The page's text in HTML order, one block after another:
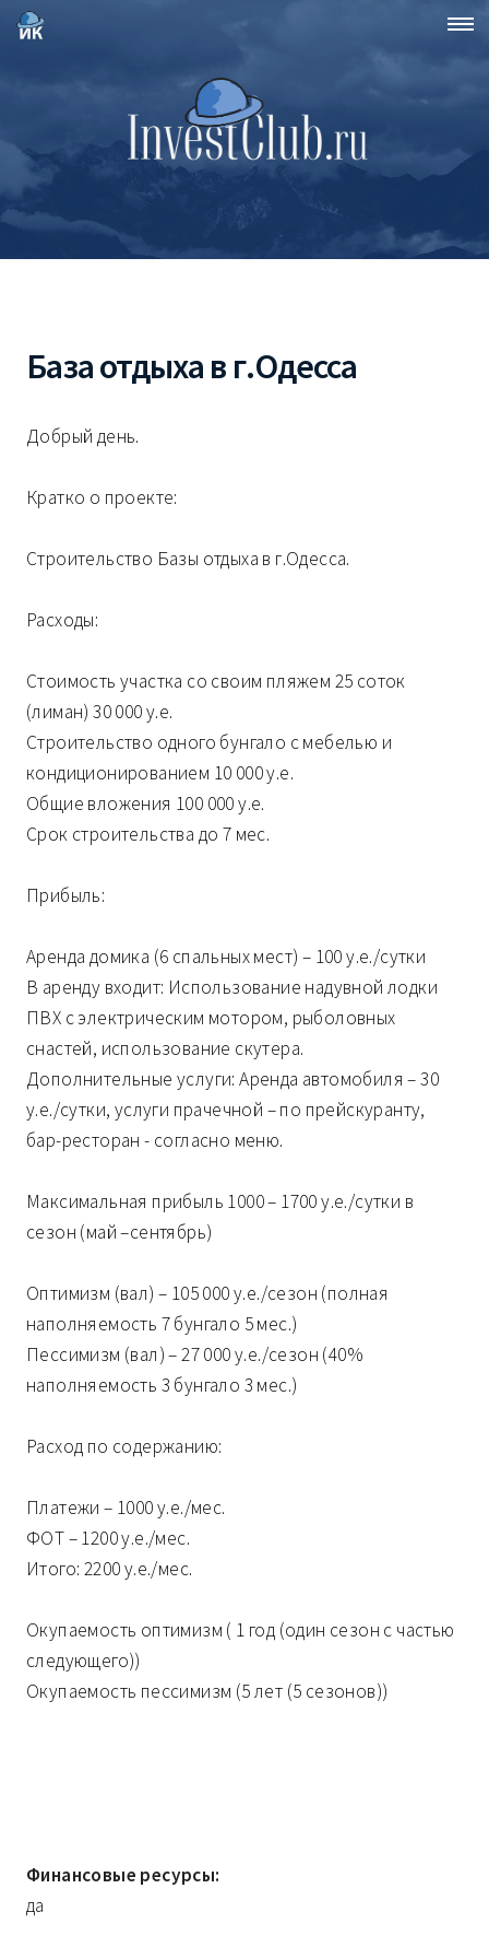
База отдыха в г.Одесса
Добрый день.
Кратко о проекте:
Строительство Базы отдыха в г.Одесса.
Расходы:
Стоимость участка со своим пляжем 25 соток
(лиман) 30 000 у.е.
Строительство одного бунгало с мебелью и
кондиционированием 10 000 у.е.
Общие вложения 100 000 у.е.
Срок строительства до 7 мес.
Прибыль:
Аренда домика (6 спальных мест) – 100 у.е./сутки
В аренду входит: Использование надувной лодки
ПВХ с электрическим мотором, рыболовных
снастей, использование скутера.
Дополнительные услуги: Аренда автомобиля – 30
у.е./сутки, услуги прачечной – по прейскуранту,
бар-ресторан - согласно меню.
Максимальная прибыль 1000 – 1700 у.е./сутки в
сезон (май –сентябрь)
Оптимизм (вал) – 105 000 у.е./сезон (полная
наполняемость 7 бунгало 5 мес.)
Пессимизм (вал) – 27 000 у.е./сезон (40%
наполняемость 3 бунгало 3 мес.)
Расход по содержанию:
Платежи – 1000 у.е./мес.
ФОТ – 1200 у.е./мес.
Итого: 2200 у.е./мес.
Окупаемость оптимизм ( 1 год (один сезон с частью
следующего))
Окупаемость пессимизм (5 лет (5 сезонов))
Финансовые ресурсы:
да